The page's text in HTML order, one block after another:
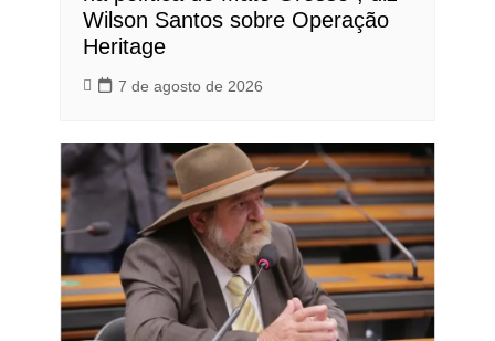
Wilson Santos sobre Operação
Heritage
7 de agosto de 2026